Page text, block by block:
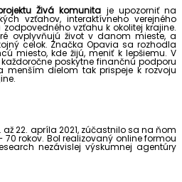
Živá komunita je upozorniť na
vzťahov, interaktívneho verejného
vzťahu k okolitej krajine.
ovplyvňujú život v danom mieste, a
celok. Značka Opavia sa rozhodla
miesto, kde žijú, meniť k lepšiemu. V
poskytne finančnú podporu
dielom tak prispeje k rozvoju
až 22. apríla 2021, zúčastnilo sa na ňom
70 rokov. Bol realizovaný online formou
nezávislej výskumnej agentúry